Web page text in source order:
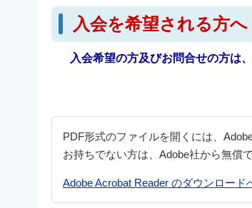
入会を希望される方
入会希望の方及びお問合せの方は
PDF形式のファイルを開くには、
お持ちでない方は、Adobe社から無償
Adobe Acrobat Reader のダウンロード